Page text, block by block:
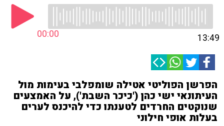
00:00 13:49
הפרשן הפוליטי אטילה שומפלבי בעימות מול
העיתונאי ישי כהן ('כיכר השבת'), על האמצעים
שנוקטים החרדים לטענתו כדי להיכנס לערים
בעלות אופי חילוני